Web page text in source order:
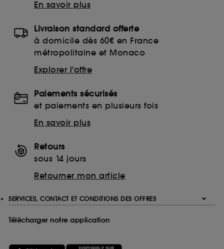
En savoir plus
Livraison standard offerte
à domicile dès 60€ en France
métropolitaine et Monaco
Explorer l'offre
Paiements sécurisés
et paiements en plusieurs fois
En savoir plus
Retours
sous 14 jours
Retourner mon article
SERVICES, CONTACT ET CONDITIONS DES OFFRES
Télécharger notre application